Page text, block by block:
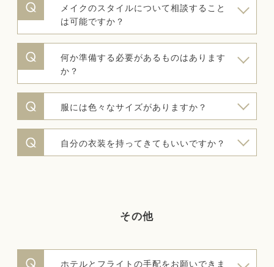
メイクのスタイルについて相談すること
は可能ですか？
何か準備する必要があるものはあります
か？
服には色々なサイズがありますか？
自分の衣装を持ってきてもいいですか？
その他
ホテルとフライトの手配をお願いできま